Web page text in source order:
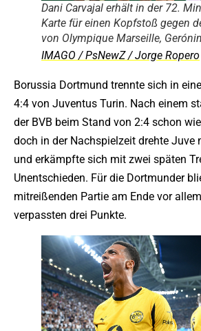
Dani Carvajal erhält in der 72.
Karte für einen Kopfstoß gegen
von Olympique Marseille,
IMAGO / PsNewZ / Jorge Ropero
Borussia Dortmund trennte sich in
4:4 von Juventus Turin. Nach einem
der BVB beim Stand von 2:4 schon
doch in der Nachspielzeit drehte Juve
und erkämpfte sich mit zwei späten
Unentschieden. Für die Dortmunder
mitreißenden Partie am Ende vor
verpassten drei Punkte.